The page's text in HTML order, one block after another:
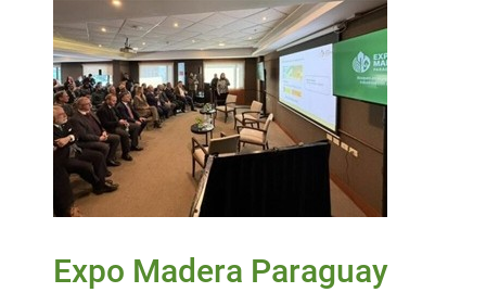
Expo Madera Paraguay